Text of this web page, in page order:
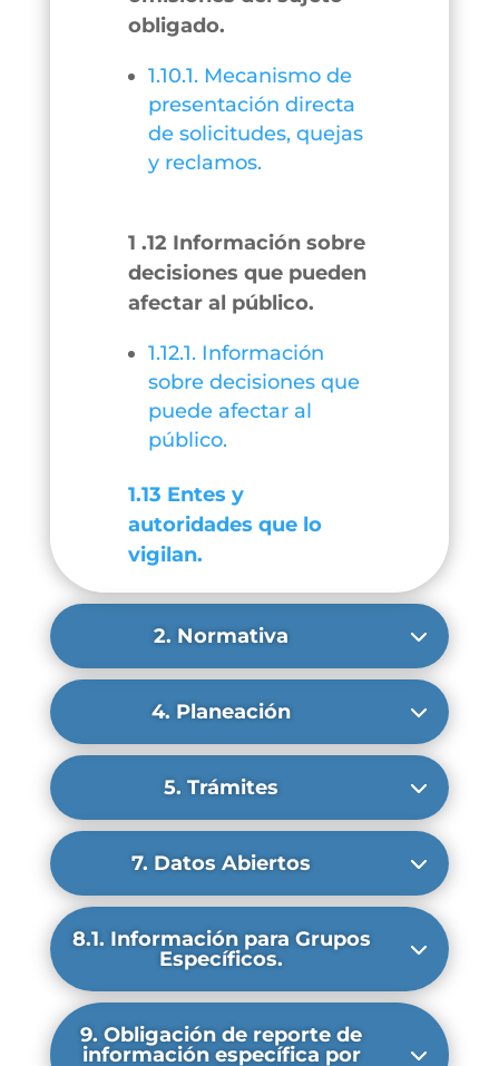
obligado.
1.10.1. Mecanismo de
presentación directa
de solicitudes, quejas
y reclamos.
1 .12 Información sobre
decisiones que pueden
afectar al público.
1.12.1. Información
sobre decisiones que
puede afectar al
público.
1.13 Entes y
autoridades que lo
vigilan.
2. Normativa
4. Planeación
5. Trámites
7. Datos Abiertos
8.1. Información para Grupos
Específicos.
9. Obligación de reporte de
información específica por